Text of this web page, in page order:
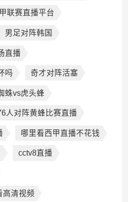
联赛直播平台
男足对阵韩国
直播
吗 奇才对阵活塞
蛛vs虎头蜂
人对阵黄蜂比赛直播
哪里看西甲直播不花钱
cctv8直播
高清视频